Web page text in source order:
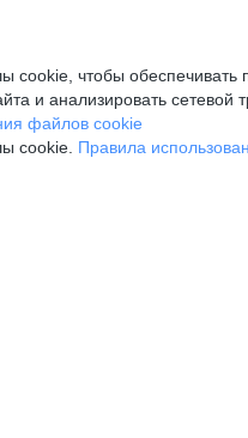
cookie, чтобы обеспечивать
и анализировать сетевой
файлов cookie
cookie. Правила